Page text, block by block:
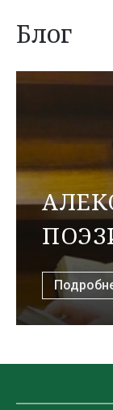
Блог